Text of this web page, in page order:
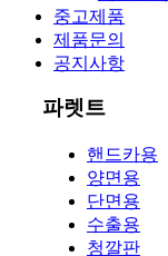
중고제품
제품문의
공지사항
파렛트
핸드카용
양면용
단면용
수출용
청깔판